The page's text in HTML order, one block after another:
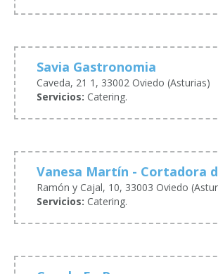
Savia Gastronomia
Caveda, 21 1, 33002 Oviedo (Asturias)
Servicios: Catering.
Vanesa Martín - Cortadora
Ramón y Cajal, 10, 33003 Oviedo
Servicios: Catering.